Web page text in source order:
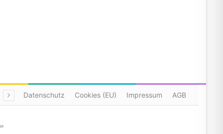
Datenschutz Cookies (EU) Impressum AGB